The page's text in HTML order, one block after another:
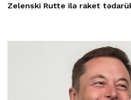
Zelenski Rutte ilə raket